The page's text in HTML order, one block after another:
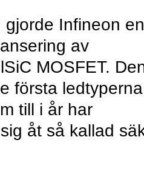
gjorde Infineon en
av
MOSFET.
första ledtyperna
till i år har
åt så kallad